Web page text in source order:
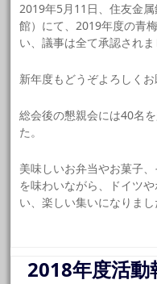
2019年5月11日、住友金
館）にて、2019年度の青
い、議事は全て承認されま
新年度もどうぞよろしくお
総会後の懇親会には40名
た。
美味しいお弁当やお菓子
を味わいながら、ドイツ
い、楽しい集いになりまし
2018年度活動